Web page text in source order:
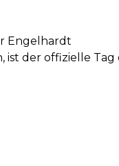
Engelhardt
der offizielle Tag